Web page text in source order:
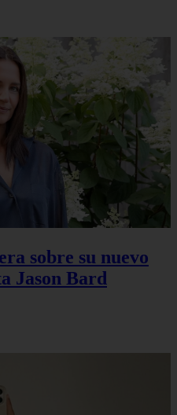
sobre su nuevo
Jason Bard